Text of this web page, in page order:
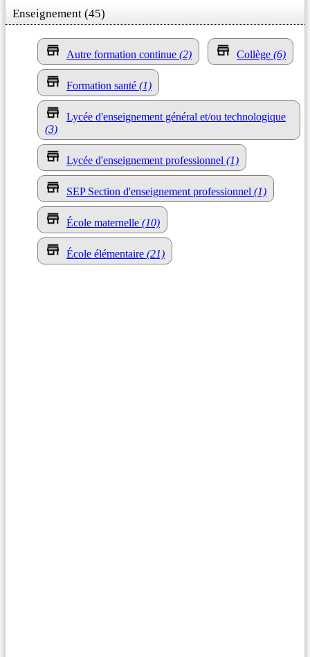
Enseignement (45)
Autre formation continue (2) Collège (6)
Formation santé (1)
Lycée d'enseignement général et/ou technologique
(3)
Lycée d'enseignement professionnel (1)
SEP Section d'enseignement professionnel (1)
École maternelle (10)
École élémentaire (21)